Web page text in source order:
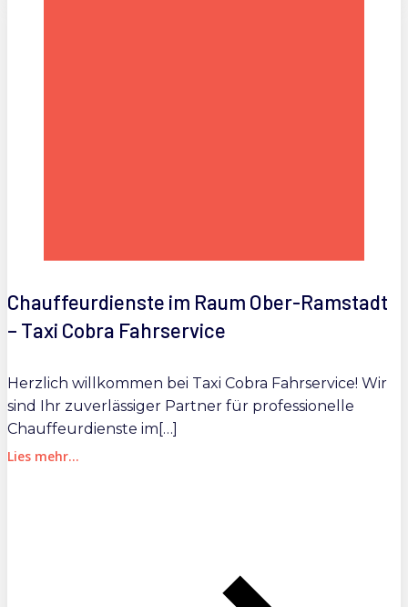
Chauffeurdienste im Raum Ober-Ramstadt
– Taxi Cobra Fahrservice
Herzlich willkommen bei Taxi Cobra Fahrservice! Wir
sind Ihr zuverlässiger Partner für professionelle
Chauffeurdienste im[…]
Lies mehr...